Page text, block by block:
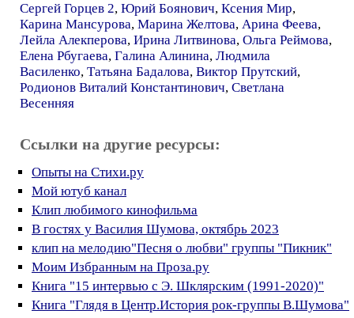
Сергей Горцев 2, Юрий Боянович, Ксения Мир,
Карина Мансурова, Марина Желтова, Арина Феева,
Лейла Алекперова, Ирина Литвинова, Ольга Реймова,
Елена Рбугаева, Галина Алинина, Людмила
Василенко, Татьяна Бадалова, Виктор Прутский,
Родионов Виталий Константинович, Светлана
Весенняя
Ссылки на другие ресурсы:
Опыты на Стихи.ру
Мой ютуб канал
Клип любимого кинофильма
В гостях у Василия Шумова, октябрь 2023
клип на мелодию"Песня о любви" группы "Пикник"
Моим Избранным на Проза.ру
Книга "15 интервью с Э. Шклярским (1991-2020)"
Книга "Глядя в Центр.История рок-группы В.Шумова"